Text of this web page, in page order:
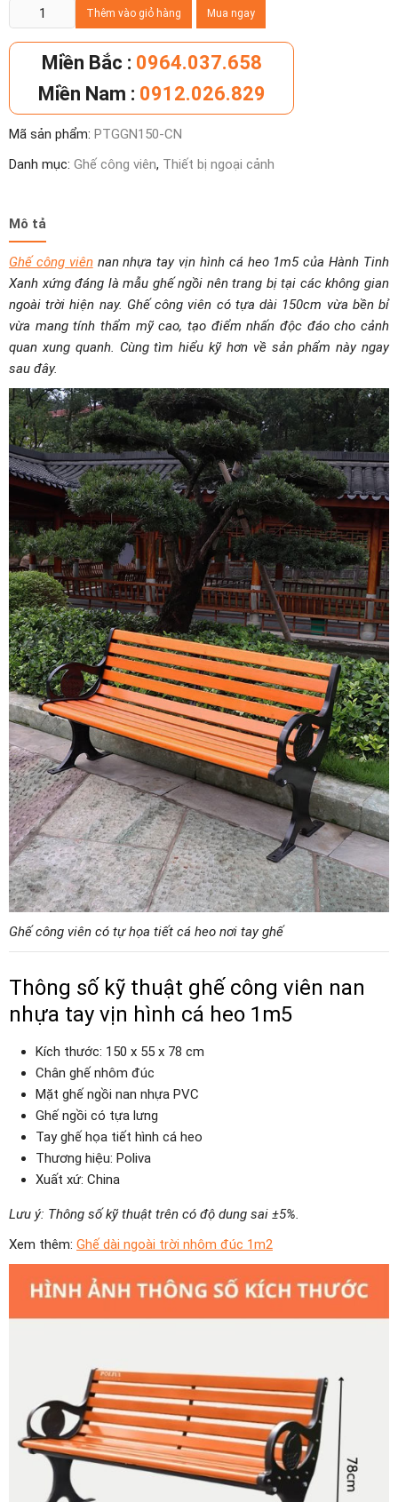
công
viên
tay
vịn
hình
1m5
số
lượng
Thêm vào giỏ hàng Mua ngay
Miền Bắc : 0964.037.658
Miền Nam : 0912.026.829
Mã sản phẩm: PTGGN150-CN
Danh mục: Ghế công viên, Thiết bị ngoại cảnh
Mô tả
Ghế công viênnan nhựa tay vịn hình cá heo 1m5 của Hành Tinh
Xanh xứng đáng là mẫu ghế ngồi nên trang bị tại các không gian
ngoài trời hiện nay. Ghế công viên có tựa dài 150cm vừa bền bỉ
vừa mang tính thẩm mỹ cao, tạo điểm nhấn độc đáo cho cảnh
quan xung quanh. Cùng tìm hiểu kỹ hơn về sản phẩm này ngay
sau đây.
Ghế công viên có tự họa tiết cá heo nơi tay ghế
Thông số kỹ thuật ghế công viên nan
nhựa tay vịn hình cá heo 1m5
Kích thước: 150 x 55 x 78 cm
Chân ghế nhôm đúc
Mặt ghế ngồi nan nhựa PVC
Ghế ngồi có tựa lưng
Tay ghế họa tiết hình cá heo
Thương hiệu: Poliva
Xuất xứ: China
Lưu ý: Thông số kỹ thuật trên có độ dung sai ±5%.
Xem thêm: Ghế dài ngoài trời nhôm đúc 1m2